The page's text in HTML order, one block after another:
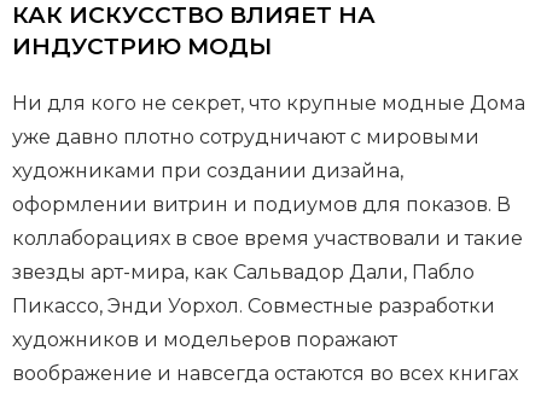
КАК ИСКУССТВО ВЛИЯЕТ НА
ИНДУСТРИЮ МОДЫ
Ни для кого не секрет, что крупные модные Дома
уже давно плотно сотрудничают с мировыми
художниками при создании дизайна,
оформлении витрин и подиумов для показов. В
коллаборациях в свое время участвовали и такие
звезды арт-мира, как Сальвадор Дали, Пабло
Пикассо, Энди Уорхол. Совместные разработки
художников и модельеров поражают
воображение и навсегда остаются во всех книгах